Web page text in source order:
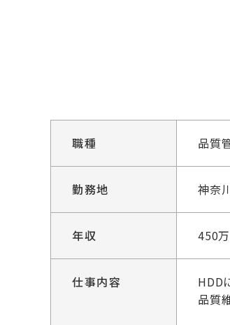
職種 品質
勤務地 神奈
年収 450
仕事内容
HDD
品質